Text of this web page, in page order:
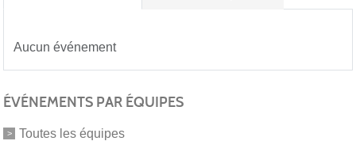
Aucun événement
ÉVÉNEMENTS PAR ÉQUIPES
Toutes les équipes